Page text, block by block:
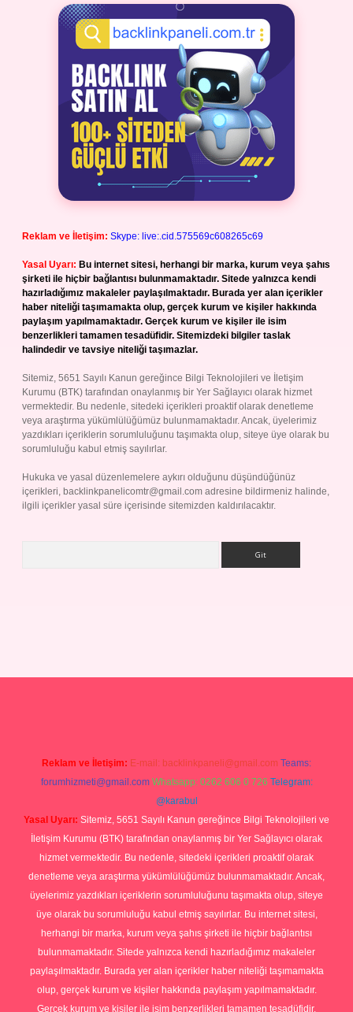
Reklam ve İletişim: Skype: live:.cid.575569c608265c69
Yasal Uyarı: Bu internet sitesi, herhangi bir marka, kurum veya şahıs
şirketi ile hiçbir bağlantısı bulunmamaktadır. Sitede yalnızca kendi
hazırladığımız makaleler paylaşılmaktadır. Burada yer alan içerikler
haber niteliği taşımamakta olup, gerçek kurum ve kişiler hakkında
paylaşım yapılmamaktadır. Gerçek kurum ve kişiler ile isim
benzerlikleri tamamen tesadüfidir. Sitemizdeki bilgiler taslak
halindedir ve tavsiye niteliği taşımazlar.
Sitemiz, 5651 Sayılı Kanun gereğince Bilgi Teknolojileri ve İletişim
Kurumu (BTK) tarafından onaylanmış bir Yer Sağlayıcı olarak hizmet
vermektedir. Bu nedenle, sitedeki içerikleri proaktif olarak denetleme
veya araştırma yükümlülüğümüz bulunmamaktadır. Ancak, üyelerimiz
yazdıkları içeriklerin sorumluluğunu taşımakta olup, siteye üye olarak bu
sorumluluğu kabul etmiş sayılırlar.
Hukuka ve yasal düzenlemelere aykırı olduğunu düşündüğünüz
içerikleri, backlinkpanelicomtr@gmail.com adresine bildirmeniz halinde,
ilgili içerikler yasal süre içerisinde sitemizden kaldırılacaktır.
Reklam ve İletişim: E-mail: backlinkpaneli@gmail.com Teams:
forumhizmeti@gmail.com Whatsapp: 0262 606 0 726 Telegram:
@karabul
Yasal Uyarı: Sitemiz, 5651 Sayılı Kanun gereğince Bilgi Teknolojileri ve
İletişim Kurumu (BTK) tarafından onaylanmış bir Yer Sağlayıcı olarak
hizmet vermektedir. Bu nedenle, sitedeki içerikleri proaktif olarak
denetleme veya araştırma yükümlülüğümüz bulunmamaktadır. Ancak,
üyelerimiz yazdıkları içeriklerin sorumluluğunu taşımakta olup, siteye
üye olarak bu sorumluluğu kabul etmiş sayılırlar. Bu internet sitesi,
herhangi bir marka, kurum veya şahıs şirketi ile hiçbir bağlantısı
bulunmamaktadır. Sitede yalnızca kendi hazırladığımız makaleler
paylaşılmaktadır. Burada yer alan içerikler haber niteliği taşımamakta
olup, gerçek kurum ve kişiler hakkında paylaşım yapılmamaktadır.
Gerçek kurum ve kişiler ile isim benzerlikleri tamamen tesadüfidir.